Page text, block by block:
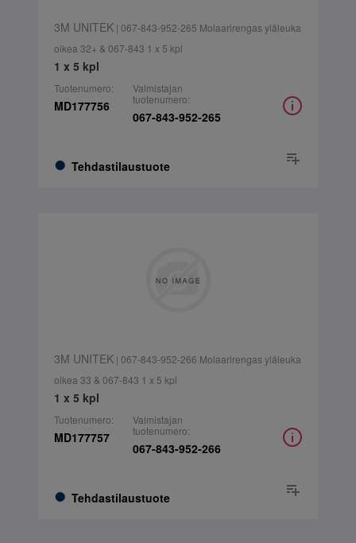
3M UNITEK| 067-843-952-265 Molaarirengas yläleuka
oikea 32+ & 067-843 1 x 5 kpl
1 x 5 kpl
Tuotenumero:
MD177756
Tehdastilaustuote
Valmistajan
tuotenumero:
067-843-952-265
3M UNITEK| 067-843-952-266 Molaarirengas yläleuka
oikea 33 & 067-843 1 x 5 kpl
1 x 5 kpl
Tuotenumero:
MD177757
Tehdastilaustuote
Valmistajan
tuotenumero:
067-843-952-266